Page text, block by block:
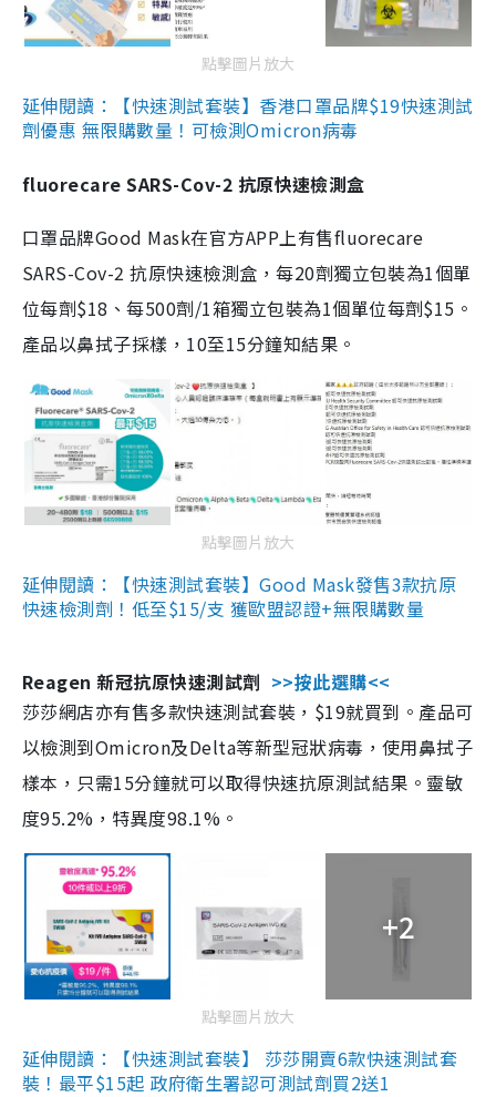
點擊圖片放大
延伸閱讀：【快速測試套裝】香港口罩品牌$19快速測試
劑優惠 無限購數量！可檢測Omicron病毒
fluorecare SARS-Cov-2 抗原快速檢測盒
口罩品牌Good Mask在官方APP上有售fluorecare
SARS-Cov-2 抗原快速檢測盒，每20劑獨立包裝為1個單
位每劑$18、每500劑/1箱獨立包裝為1個單位每劑$15。
產品以鼻拭子採樣，10至15分鐘知結果。
點擊圖片放大
延伸閱讀：【快速測試套裝】Good Mask發售3款抗原
快速檢測劑！低至$15/支 獲歐盟認證+無限購數量
Reagen 新冠抗原快速測試劑 >>按此選購<<
莎莎網店亦有售多款快速測試套裝，$19就買到。產品可
以檢測到Omicron及Delta等新型冠狀病毒，使用鼻拭子
樣本，只需15分鐘就可以取得快速抗原測試結果。靈敏
度95.2%，特異度98.1%。
+2
點擊圖片放大
延伸閱讀：【快速測試套裝】 莎莎開賣6款快速測試套
裝！最平$15起 政府衛生署認可測試劑買2送1